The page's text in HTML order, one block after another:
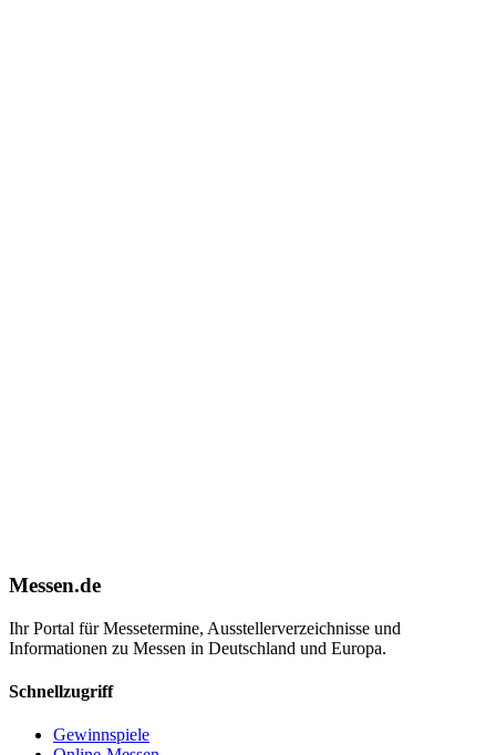
Messen.de
Ihr Portal für Messetermine, Ausstellerverzeichnisse und
Informationen zu Messen in Deutschland und Europa.
Schnellzugriff
Gewinnspiele